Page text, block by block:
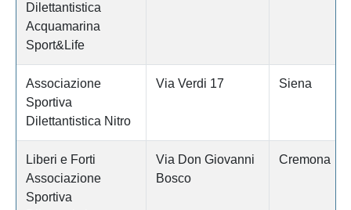
Dilettantistica
Acquamarina
Sport&Life
Associazione
Sportiva
Dilettantistica Nitro
Via Verdi 17 Siena
Liberi e Forti
Associazione
Sportiva
Via Don Giovanni
Bosco
Cremona